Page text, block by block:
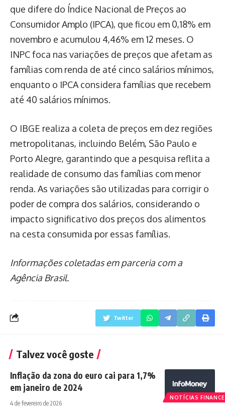
que difere do Índice Nacional de Preços ao
Consumidor Amplo (IPCA), que ficou em 0,18% em
novembro e acumulou 4,46% em 12 meses. O
INPC foca nas variações de preços que afetam as
famílias com renda de até cinco salários mínimos,
enquanto o IPCA considera famílias que recebem
até 40 salários mínimos.
O IBGE realiza a coleta de preços em dez regiões
metropolitanas, incluindo Belém, São Paulo e
Porto Alegre, garantindo que a pesquisa reflita a
realidade de consumo das famílias com menor
renda. As variações são utilizadas para corrigir o
poder de compra dos salários, considerando o
impacto significativo dos preços dos alimentos
na cesta consumida por essas famílias.
Informações coletadas em parceria com a
Agência Brasil.
Twitter
Talvez você goste
NOTÍCIAS
Inflação da zona do euro cai para 1,7%
em janeiro de 2024
4 de fevereiro de 2026